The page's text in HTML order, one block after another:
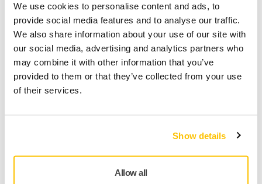
We use cookies to personalise content and ads, to
provide social media features and to analyse our traffic.
We also share information about your use of our site with
our social media, advertising and analytics partners who
may combine it with other information that you’ve
provided to them or that they’ve collected from your use
of their services.
Show details
Allow all
Mirka® DEROS II
电动圆形磨机系列现包含 8 种升级型
号，可提供更强劲的动力，使打磨效果更加光滑。
Mirka® DEOS II
经过升级的电动方形磨机，通过 4 种更
新型号提供卓越的精度和控制。
Mirka® DEROS RS 600 — 新一代无碳刷同心打磨机，专
为在严苛应用中尽可能实现最大动力和精度而设计。